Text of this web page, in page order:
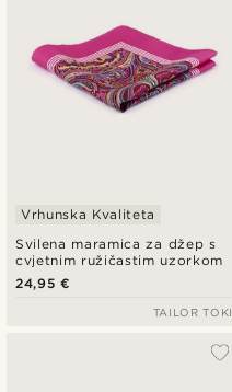
Svilena maramica za džep s
cvjetnim ružičastim uzorkom
Vrhunska Kvaliteta
24,95 €
TAILOR TOKI